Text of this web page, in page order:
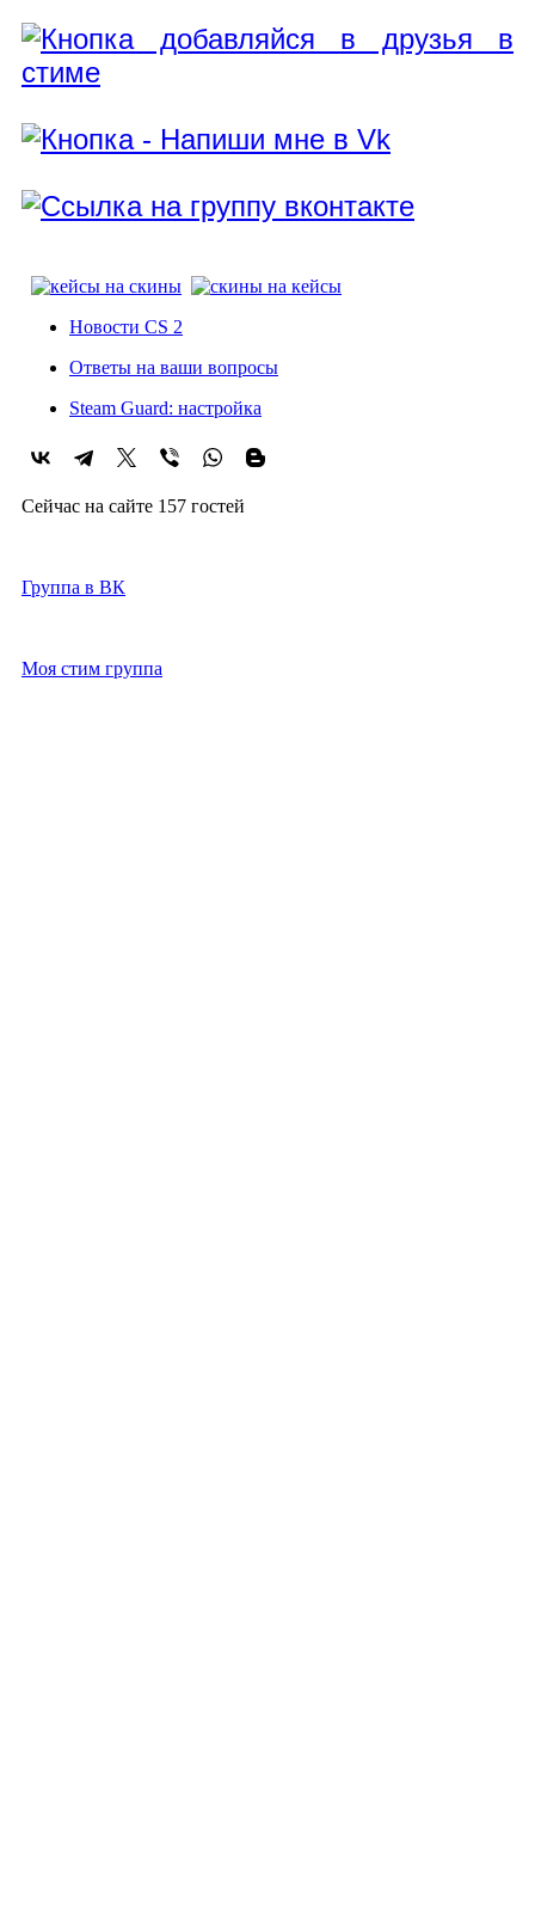
Новости CS 2
Ответы на ваши вопросы
Steam Guard: настройка
Сейчас на сайте 157 гостей
Группа в ВК
Моя стим группа